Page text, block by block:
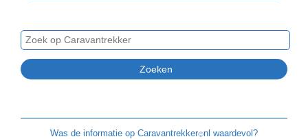
Was de informatie op Caravantrekker🙂nl waardevol?